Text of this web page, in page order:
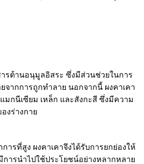
ารต้านอนุมูลอิสระ ซึ่งมีส่วนช่วยในการ
จากการถูกทำลาย นอกจากนี้ ผงคาเคา
มกนีเซียม เหล็ก และสังกะสี ซึ่งมีความ
งร่างกาย
รที่สูง ผงคาเคาจึงได้รับการยกย่องให้
การนำไปใช้ประโยชน์อย่างหลากหลาย